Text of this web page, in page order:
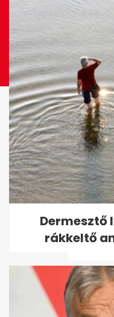
Tóth
Dermesztő
rákkeltő